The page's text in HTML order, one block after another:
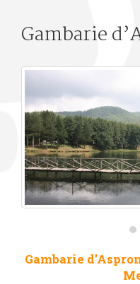
Gambarie
Gambarie